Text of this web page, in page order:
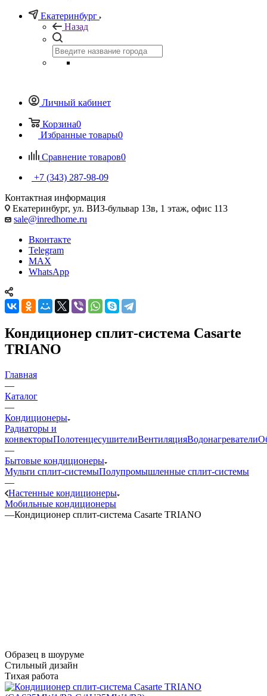
Екатеринбург
Назад
Личный кабинет
Корзина0
Избранные товары0
Сравнение товаров0
+7 (343) 287-98-09
Контактная информация
Екатеринбург, ул. ВИЗ-бульвар 13в, 1 этаж, офис 113
sale@inredhome.ru
Вконтакте
Telegram
MAX
WhatsApp
Кондиционер сплит-система Casarte
TRIANO
Главная
—
Каталог
—
Кондиционеры
Радиаторы и
конвекторыПолотенцесушителиВентиляцияВодонагреватели
—
Бытовые кондиционеры
Мульти сплит-системыПолупромышленные сплит-системы
—
Настенные кондиционеры
Мобильные кондиционеры
—Кондиционер сплит-система Casarte TRIANO
Образец в шоуруме
Стильный дизайн
Тихая работа